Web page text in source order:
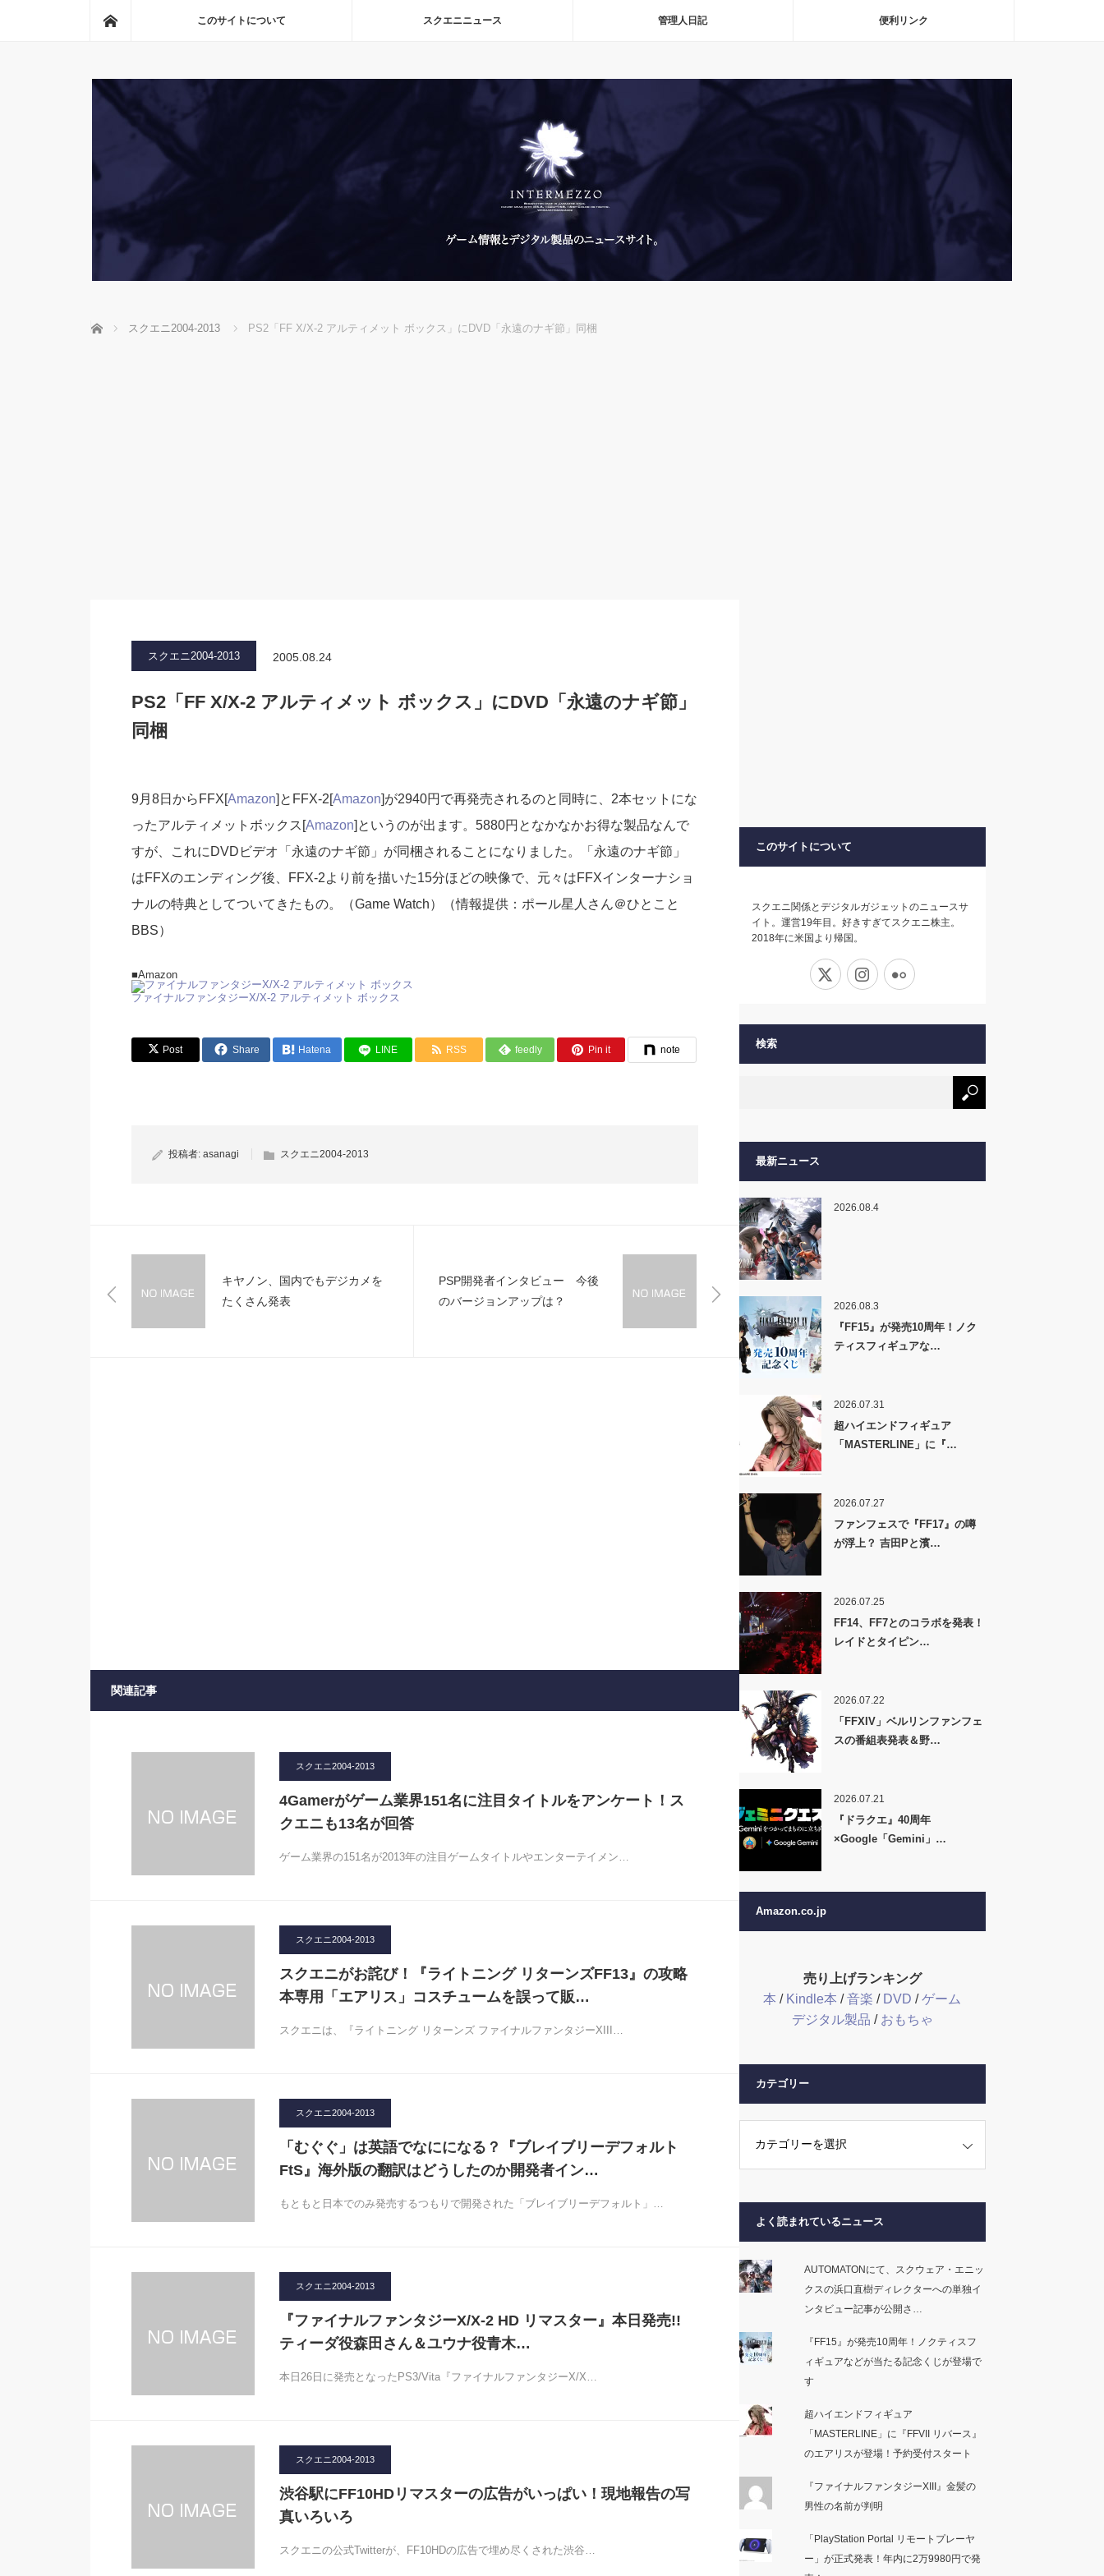
このサイトについて スクエニニュース 管理人日記 便利リンク
ホーム スクエニ2004-2013 PS2「FF X/X-2 アルティメット ボックス」にDVD「永遠のナギ節」同梱
スクエニ2004-2013 2005.08.24
PS2「FF X/X-2 アルティメット ボックス」にDVD「永遠のナギ節」
同梱
9月8日からFFX[Amazon]とFFX-2[Amazon]が2940円で再発売されるのと同時に、2本セットにな
ったアルティメットボックス[Amazon]というのが出ます。5880円となかなかお得な製品なんで
すが、これにDVDビデオ「永遠のナギ節」が同梱されることになりました。「永遠のナギ節」
はFFXのエンディング後、FFX-2より前を描いた15分ほどの映像で、元々はFFXインターナショ
ナルの特典としてついてきたもの。（Game Watch）（情報提供：ポール星人さん＠ひとこと
BBS）
■Amazon
ファイナルファンタジーX/X-2 アルティメット ボックス
Post Share Hatena LINE RSS feedly Pin it note
投稿者: asanagi スクエニ2004-2013
キヤノン、国内でもデジカメを
たくさん発表
PSP開発者インタビュー 今後
のバージョンアップは？
関連記事
スクエニ2004-2013
4Gamerがゲーム業界151名に注目タイトルをアンケート！ス
クエニも13名が回答
ゲーム業界の151名が2013年の注目ゲームタイトルやエンターテイメン…
スクエニ2004-2013
スクエニがお詫び！『ライトニング リターンズFF13』の攻略
本専用「エアリス」コスチュームを誤って販…
スクエニは、『ライトニング リターンズ ファイナルファンタジーXIII…
スクエニ2004-2013
「むぐぐ」は英語でなにになる？『ブレイブリーデフォルト
FtS』海外版の翻訳はどうしたのか開発者イン…
もともと日本でのみ発売するつもりで開発された「ブレイブリーデフォルト」…
スクエニ2004-2013
『ファイナルファンタジーX/X-2 HD リマスター』本日発売!!
ティーダ役森田さん＆ユウナ役青木…
本日26日に発売となったPS3/Vita『ファイナルファンタジーX/X…
スクエニ2004-2013
渋谷駅にFF10HDリマスターの広告がいっぱい！現地報告の写
真いろいろ
スクエニの公式Twitterが、FF10HDの広告で埋め尽くされた渋谷…
このサイトについて
スクエニ関係とデジタルガジェットのニュースサ
イト。運営19年目。好きすぎてスクエニ株主。
2018年に米国より帰国。
Instagram
検索
最新ニュース
2026.08.4
2026.08.3
『FF15』が発売10周年！ノク
ティスフィギュアな…
2026.07.31
超ハイエンドフィギュア
「MASTERLINE」に『…
2026.07.27
ファンフェスで『FF17』の噂
が浮上？ 吉田Pと濱…
2026.07.25
FF14、FF7とのコラボを発表！
レイドとタイピン…
2026.07.22
「FFXIV」ベルリンファンフェ
スの番組表発表＆野…
2026.07.21
『ドラクエ』40周年
×Google「Gemini」…
Amazon.co.jp
売り上げランキング
本 / Kindle本 /音楽 / DVD /ゲーム
デジタル製品 / おもちゃ
カテゴリー
よく読まれているニュース
AUTOMATONにて、スクウェア・エニッ
クスの浜口直樹ディレクターへの単独イ
ンタビュー記事が公開さ…
『FF15』が発売10周年！ノクティスフ
ィギュアなどが当たる記念くじが登場で
す
超ハイエンドフィギュア
「MASTERLINE」に『FFVII リバース』
のエアリスが登場！予約受付スタート
『ファイナルファンタジーXIII』金髪の
男性の名前が判明
「PlayStation Portal リモートプレーヤ
ー」が正式発表！年内に2万9980円で発